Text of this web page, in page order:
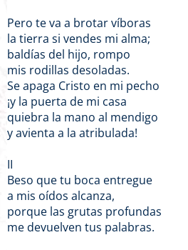
Pero te va a brotar víboras
la tierra si vendes mi alma;
baldías del hijo, rompo
mis rodillas desoladas.
Se apaga Cristo en mi pecho
¡y la puerta de mi casa
quiebra la mano al mendigo
y avienta a la atribulada!
II
Beso que tu boca entregue
a mis oídos alcanza,
porque las grutas profundas
me devuelven tus palabras.